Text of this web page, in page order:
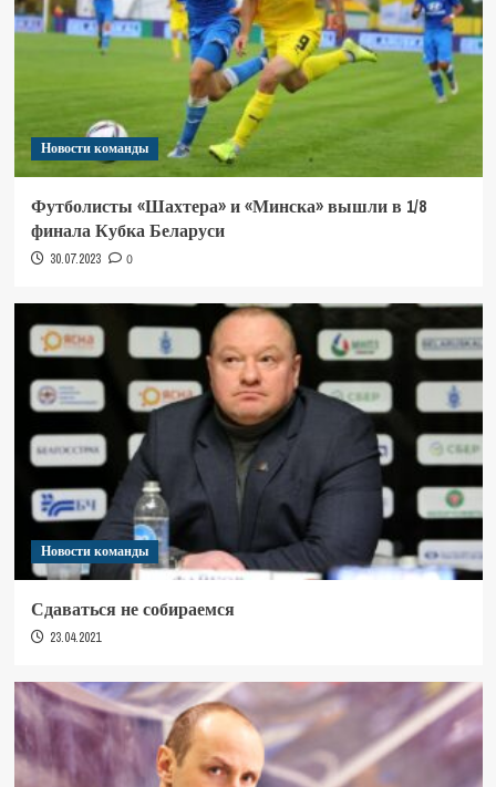
Новости команды
Футболисты «Шахтера» и «Минска» вышли в 1/8
финала Кубка Беларуси
30.07.2023 0
Новости команды
Сдаваться не собираемся
23.04.2021